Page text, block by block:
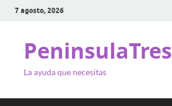
7 agosto, 2026
PeninsulaTres
La ayuda que necesitas